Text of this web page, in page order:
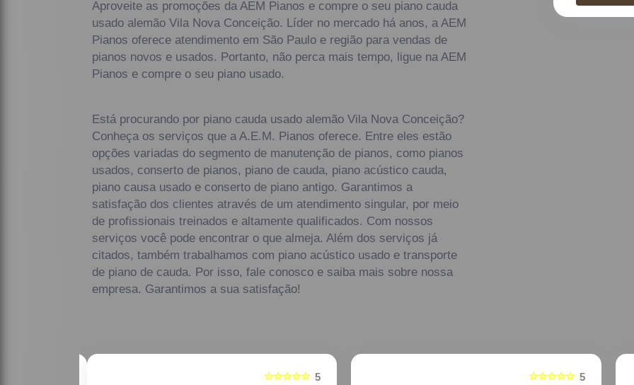
Aproveite as promoções da AEM Pianos e compre o seu piano cauda
usado alemão Vila Nova Conceição. Líder no mercado há anos, a AEM
Pianos oferece atendimento em São Paulo e região para vendas de
pianos novos e usados. Portanto, não perca mais tempo, ligue na AEM
Pianos e compre o seu piano usado.
Está procurando por piano cauda usado alemão Vila Nova Conceição?
Conheça os serviços que a A.E.M. Pianos oferece. Entre eles estão
opções variadas do segmento de manutenção de pianos, como pianos
usados, conserto de pianos, piano de cauda, piano acústico cauda,
piano causa usado e conserto de piano antigo. Garantimos a
satisfação dos clientes através de um atendimento singular, por meio
de profissionais treinados e altamente qualificados. Com nossos
serviços você pode encontrar o que almeja. Além dos serviços já
citados, também trabalhamos com piano acústico usado e transporte
de piano de cauda. Por isso, fale conosco e saiba mais sobre nossa
empresa. Garantimos a sua satisfação!
5
☆☆☆☆☆ 5
☆☆☆☆☆